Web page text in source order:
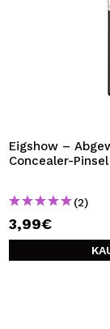
Eigshow –
Concealer-Pinsel
(2)
3,99€